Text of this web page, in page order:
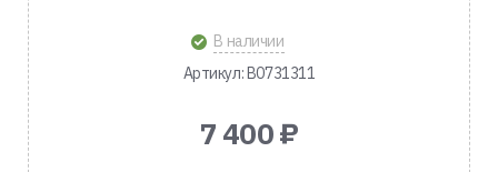
В наличии
Артикул: B0731311
7 400 ₽